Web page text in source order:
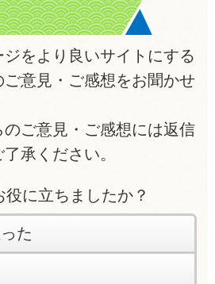
をより良いサイトにする
意見・ご感想をお聞かせ
ご意見・ご感想には返信
承ください。
に立ちましたか？
た